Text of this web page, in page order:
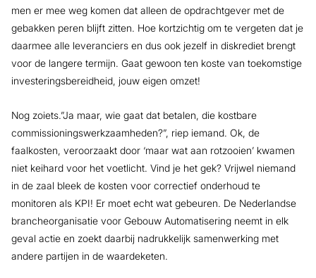
men er mee weg komen dat alleen de opdrachtgever met de
gebakken peren blijft zitten. Hoe kortzichtig om te vergeten dat je
daarmee alle leveranciers en dus ook jezelf in diskrediet brengt
voor de langere termijn. Gaat gewoon ten koste van toekomstige
investeringsbereidheid, jouw eigen omzet!
Nog zoiets.”Ja maar, wie gaat dat betalen, die kostbare
commissioningswerkzaamheden?”, riep iemand. Ok, de
faalkosten, veroorzaakt door ‘maar wat aan rotzooien’ kwamen
niet keihard voor het voetlicht. Vind je het gek? Vrijwel niemand
in de zaal bleek de kosten voor correctief onderhoud te
monitoren als KPI! Er moet echt wat gebeuren. De Nederlandse
brancheorganisatie voor Gebouw Automatisering neemt in elk
geval actie en zoekt daarbij nadrukkelijk samenwerking met
andere partijen in de waardeketen.